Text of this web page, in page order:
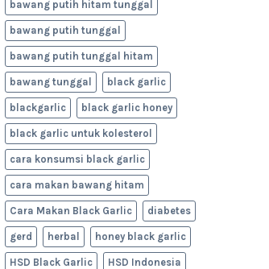
bawang putih hitam tunggal
bawang putih tunggal
bawang putih tunggal hitam
bawang tunggal black garlic
blackgarlic black garlic honey
black garlic untuk kolesterol
cara konsumsi black garlic
cara makan bawang hitam
Cara Makan Black Garlic diabetes
gerd herbal honey black garlic
HSD Black Garlic HSD Indonesia